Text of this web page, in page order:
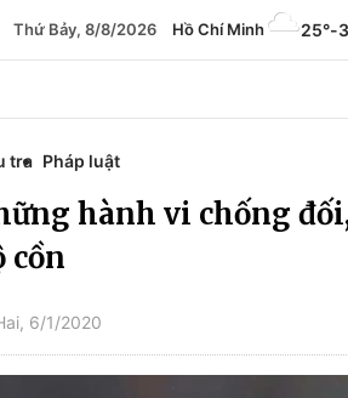
Thứ Bảy, 8/8/2026 Hồ Chí Minh 25°-
tra Pháp luật
hành vi chống
cồn
6/1/2020